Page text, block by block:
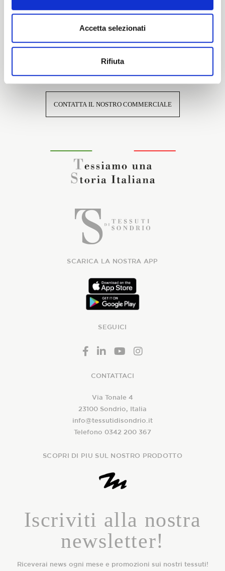
Accetta selezionati
Rifiuta
Interessato a questo tessuto?
CONTATTA IL NOSTRO COMMERCIALE
SCARICA LA NOSTRA APP
SEGUICI
CONTATTACI
Via Tonale 4
23100 Sondrio, Italia
info@tessutidisondrio.it
Telefono 0342 200 367
SCOPRI DI PIU SUL NOSTRO PRODOTTO
Iscriviti alla nostra
newsletter!
Riceverai news ogni mese e promozioni sui nostri tessuti!